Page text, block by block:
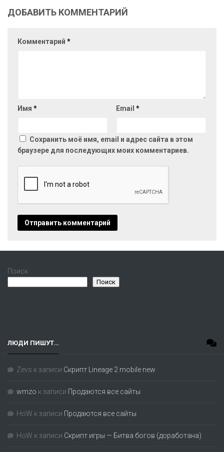
ДОБАВИТЬ КОММЕНТАРИЙ
Комментарий *
Имя * Email *
Сохранить моё имя, email и адрес сайта в этом
браузере для последующих моих комментариев.
Поиск
Поиск
ЛЮДИ ПИШУТ…
Zevs к записи Скрипт Lineage 2 mobile new
wmzo к записи Продаются все сайты
HoW к записи Продаются все сайты
HoW к записи Скрипт игры — Битва богов (доработана)